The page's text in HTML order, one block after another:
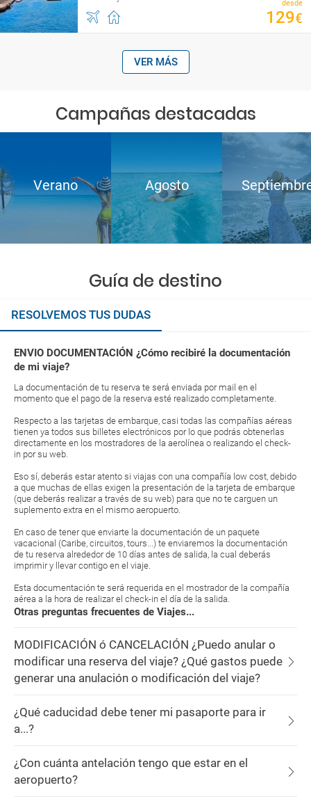
desde
129€
VER MÁS
Campañas destacadas
Verano Agosto
Guía de destino
RESOLVEMOS TUS DUDAS
ENVIO DOCUMENTACIÓN ¿Cómo recibiré la documentación
de mi viaje?
La documentación de tu reserva te será enviada por mail en el
momento que el pago de la reserva esté realizado completamente.
Respecto a las tarjetas de embarque, casi todas las compañías aéreas
tienen ya todos sus billetes electrónicos por lo que podrás obtenerlas
directamente en los mostradores de la aerolínea o realizando el check-
in por su web.
Eso sí, deberás estar atento si viajas con una compañía low cost, debido
a que muchas de ellas exigen la presentación de la tarjeta de embarque
(que deberás realizar a través de su web) para que no te carguen un
suplemento extra en el mismo aeropuerto.
En caso de tener que enviarte la documentación de un paquete
vacacional (Caribe, circuitos, tours...) te enviaremos la documentación
de tu reserva alrededor de 10 días antes de salida, la cual deberás
imprimir y llevar contigo en el viaje.
Esta documentación te será requerida en el mostrador de la compañía
aérea a la hora de realizar el check-in el día de la salida.
Otras preguntas frecuentes de Viajes...
MODIFICACIÓN ó CANCELACIÓN ¿Puedo anular o
modificar una reserva del viaje? ¿Qué gastos puede
generar una anulación o modificación del viaje?
¿Qué caducidad debe tener mi pasaporte para ir
a...?
¿Con cuánta antelación tengo que estar en el
aeropuerto?